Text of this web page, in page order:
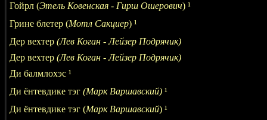
Гойрл (Этель Ковенская - Гирш Ошерович) ¹
Грине блетер (Мотл Сакциер) ¹
Дер вехтер (Лев Коган - Лейзер Подрячик)
Дер вехтер (Лев Коган - Лейзер Подрячик)
Ди балмлохэс ¹
Ди ёнтевдике тэг (Марк Варшавский) ¹
Ди ёнтевдике тэг (Марк Варшавский) ¹